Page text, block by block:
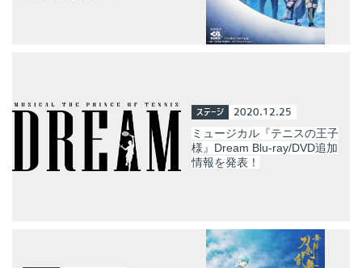
ステージ 2020.12.25
ミュージカル『テニスの王子
様』Dream Blu-ray/DVD追加
情報を発表！